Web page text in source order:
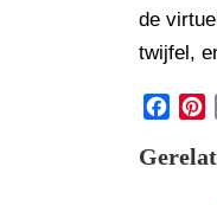
de
twijfel,